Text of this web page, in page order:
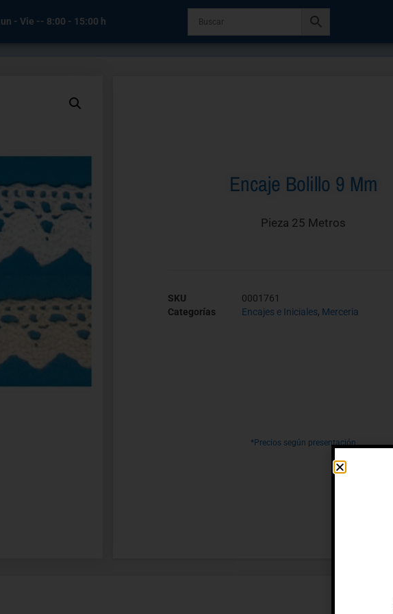
- Vie -- 8:00 - 15:00 h
Encaje Bolillo 9 Mm
Pieza 25 Metros
SKU
0001761
Categorías
Encajes e Iniciales, Merceria
*Precios según presentación